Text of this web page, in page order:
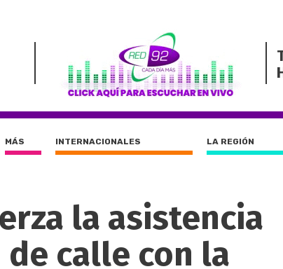
MÁS INTERNACIONALES LA REGIÓN
la asistencia
calle con la